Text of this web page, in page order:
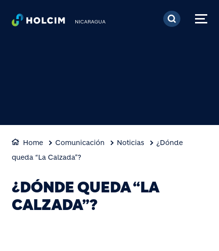
Pasar al contenido
NICARAGUA
Home Comunicación Noticias
¿Dónde
queda “La Calzada”?
¿DÓNDE QUEDA “LA
CALZADA”?